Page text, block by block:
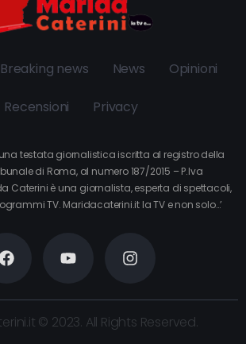
Breaking news News Opinioni
Recensioni Privacy
testata giornalistica iscritta al registro della
di Roma, al numero 187/2015 – P.Iva
Caterini è una giornalista, esperta di spettacoli,
TV. Maridacaterini.it la TV e non solo…’
© 2023. All Rights Reserved.